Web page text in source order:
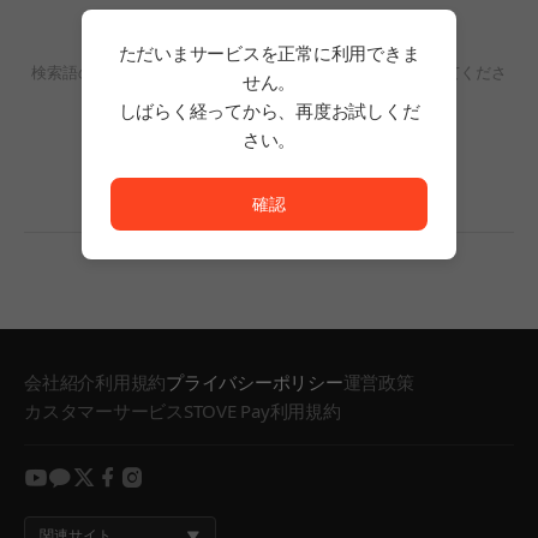
検索結果がありません。
検索語の単語数を減らすか、フィルタリングの条件を変更してくださ
い。
検索結果がありません。
会社紹介利用規約プライバシーポリシー運営政策
カスタマーサービスSTOVE Pay利用規約
youtube
kakao
twitter
facebook
instagram
ただいまサービスを正常に利用できま
せん。
しばらく経ってから、再度お試しくだ
さい。
確認